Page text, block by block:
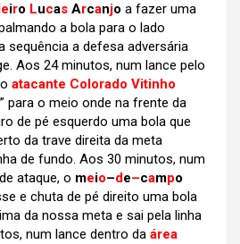
eiro Lucas Arcanjo a fazer uma
a bola para o lado
sequência a defesa adversária
Aos 24 minutos, num lance pelo
atacante Colorado Vitinho
para o meio onde na frente da
de pé esquerdo uma bola que
da trave direita da meta
de fundo. Aos 30 minutos, num
ataque, o meio–de–campo
e chuta de pé direito uma bola
da nossa meta e sai pela linha
num lance dentro da área